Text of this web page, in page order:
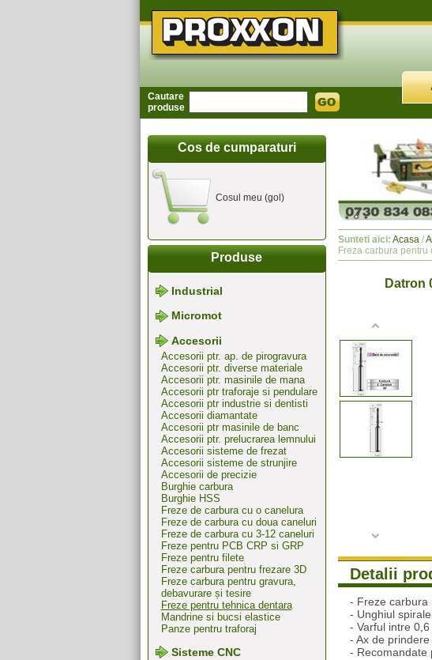
Cautare
produse
Cos de cumparaturi
Cosul meu (gol)
Produse
Industrial
Micromot
Accesorii
Accesorii ptr. ap. de pirogravura
Accesorii ptr. diverse materiale
Accesorii ptr. masinile de mana
Accesorii ptr traforaje si pendulare
Accesorii ptr industrie si dentisti
Accesorii diamantate
Accesorii ptr masinile de banc
Accesorii ptr. prelucrarea lemnului
Accesorii sisteme de frezat
Accesorii sisteme de strunjire
Accesorii de precizie
Burghie carbura
Burghie HSS
Freze de carbura cu o canelura
Freze de carbura cu doua caneluri
Freze de carbura cu 3-12 caneluri
Freze pentru PCB CRP si GRP
Freze pentru filete
Freze carbura pentru frezare 3D
Freze carbura pentru gravura,
debavurare și tesire
Freze pentru tehnica dentara
Mandrine si bucsi elastice
Panze pentru traforaj
Sisteme CNC
Sunteti aici: Acasa/
Freza carbura
Datron
Detalii
- Freze carbura
- Unghiul
- Varful intre
- Ax de
- Recomandate